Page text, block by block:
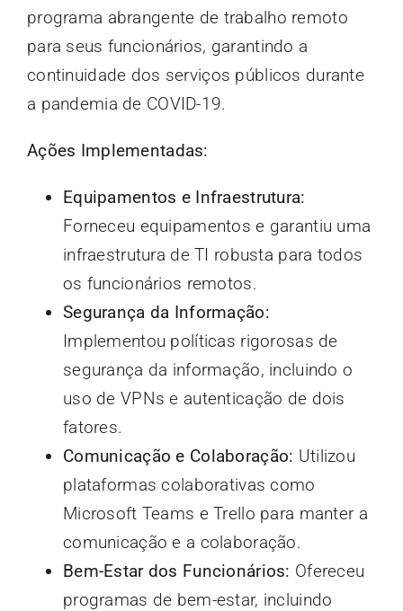
programa abrangente de trabalho remoto
para seus funcionários, garantindo a
continuidade dos serviços públicos durante
a pandemia de COVID-19.
Ações Implementadas:
Equipamentos e Infraestrutura:
Forneceu equipamentos e garantiu uma
infraestrutura de TI robusta para todos
os funcionários remotos.
Segurança da Informação:
Implementou políticas rigorosas de
segurança da informação, incluindo o
uso de VPNs e autenticação de dois
fatores.
Comunicação e Colaboração: Utilizou
plataformas colaborativas como
Microsoft Teams e Trello para manter a
comunicação e a colaboração.
Bem-Estar dos Funcionários: Ofereceu
programas de bem-estar, incluindo